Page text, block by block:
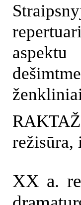
režisūra,
XX a.